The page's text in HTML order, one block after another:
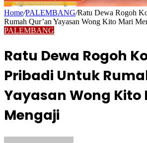
Home/PALEMBANG/Ratu Dewa Rogoh
Rumah Qur’an Yayasan Wong Kito Mari
PALEMBANG
Ratu Dewa Rogoh
Pribadi Untuk
Yayasan Wong Kito
Mengaji